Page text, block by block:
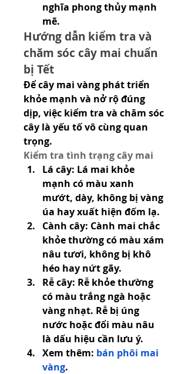
nghĩa phong thủy mạnh
mẽ.
Hướng dẫn kiểm tra và
chăm sóc cây mai chuẩn
bị Tết
Để cây mai vàng phát triển
khỏe mạnh và nở rộ đúng
dịp, việc kiểm tra và chăm sóc
cây là yếu tố vô cùng quan
trọng.
Kiểm tra tình trạng cây mai
Lá cây: Lá mai khỏe
mạnh có màu xanh
mướt, dày, không bị vàng
úa hay xuất hiện đốm lạ.
Cành cây: Cành mai chắc
khỏe thường có màu xám
nâu tươi, không bị khô
héo hay nứt gãy.
Rễ cây: Rễ khỏe thường
có màu trắng ngà hoặc
vàng nhạt. Rễ bị úng
nước hoặc đổi màu nâu
là dấu hiệu cần lưu ý.
Xem thêm: bán phôi mai
vàng.